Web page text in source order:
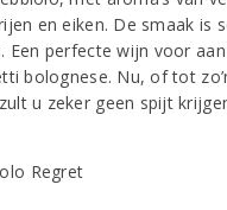
en eiken. De smaak is
Een perfecte wijn voor
bolognese. Nu, of tot
u zeker geen spijt